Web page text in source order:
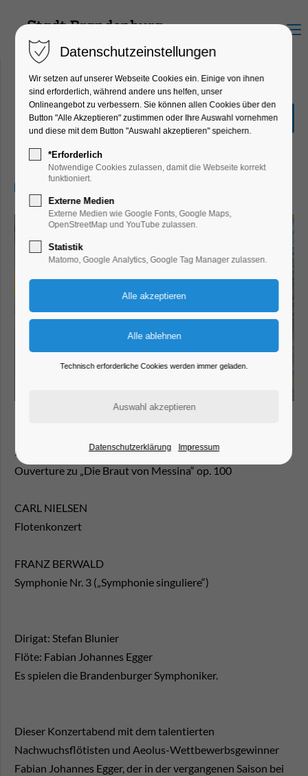
Menu
Romantiker - 2.
Symphoniekonzert
Konzert, Musik, Winterzauber
ROBERT SCHUMANN
Ouverture zu „Die Braut von Messina“ op. 100
CARL NIELSEN
Flotenkonzert
FRANZ BERWALD
Symphonie Nr. 3 („Symphonie singuliere“)
Dirigat: Stefan Blunier
Flöte: Fabian Johannes Egger
Es spielen die Brandenburger Symphoniker.
Dieser Konzertabend mit dem talentierten
Nachwuchsflötisten und Aeolus-Wettbewerbsgewinner
Fabian Johannes Egger, der in der vergangenen Saison bei
Datenschutzeinstellungen
Wir setzen auf unserer Webseite Cookies ein. Einige von ihnen
sind erforderlich, während andere uns helfen, unser
Onlineangebot zu verbessern. Sie können allen Cookies über den
Button "Alle Akzeptieren" zustimmen oder Ihre Auswahl vornehmen
und diese mit dem Button "Auswahl akzeptieren" speichern.
*Erforderlich
Notwendige Cookies zulassen, damit die Webseite korrekt
funktioniert.
Externe Medien
Externe Medien wie Google Fonts, Google Maps,
OpenStreetMap und YouTube zulassen.
Statistik
Matomo, Google Analytics, Google Tag Manager zulassen.
Technisch erforderliche Cookies werden immer geladen.
Datenschutzerklärung Impressum